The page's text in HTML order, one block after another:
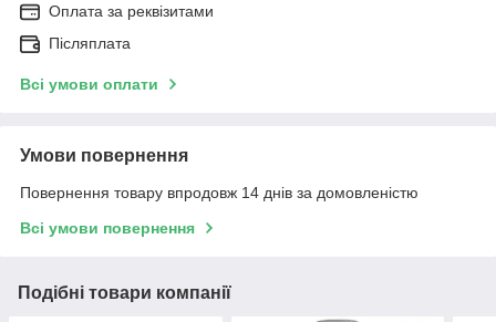
Оплата за реквізитами
Післяплата
Всі умови оплати
Умови повернення
Повернення товару впродовж 14 днів за домовленістю
Всі умови повернення
Подібні товари компанії